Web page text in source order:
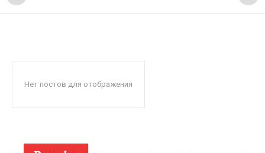
Нет постов для отображения